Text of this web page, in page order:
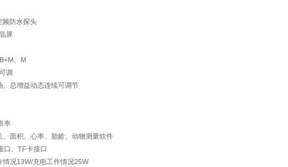
防水探头
屏
、M
调
、总增益动态连续可调节
率
积、心率、胎龄、动物测量软件
、TF卡接口
情况13W/充电工作情况25W